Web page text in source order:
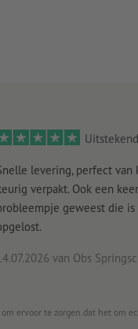
Uitstekend
levering, perfect van
verpakt. Ook een
geweest die
van Obs
ervoor te zorgen dat het om